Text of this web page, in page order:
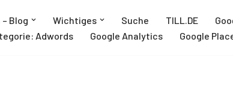
Blog Wichtiges Suche TILL.DE
Adwords Google Analytics Google